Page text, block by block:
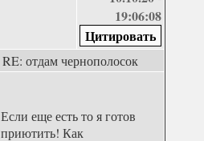
19:06:08
RE: отдам чернополосок
Если еще есть то я готов
приютить! Как